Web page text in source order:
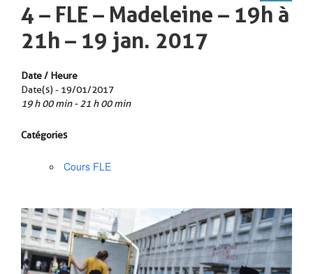
4 – FLE – Madeleine – 19h à
21h – 19 jan. 2017
Date / Heure
Date(s) - 19/01/2017
19 h 00 min - 21 h 00 min
Catégories
Cours FLE